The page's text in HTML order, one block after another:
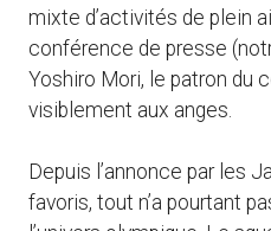
mixte d’activités de plein
conférence de presse
Yoshiro Mori, le patron du
visiblement aux anges.
Depuis l’annonce par les
favoris, tout n’a pourtant